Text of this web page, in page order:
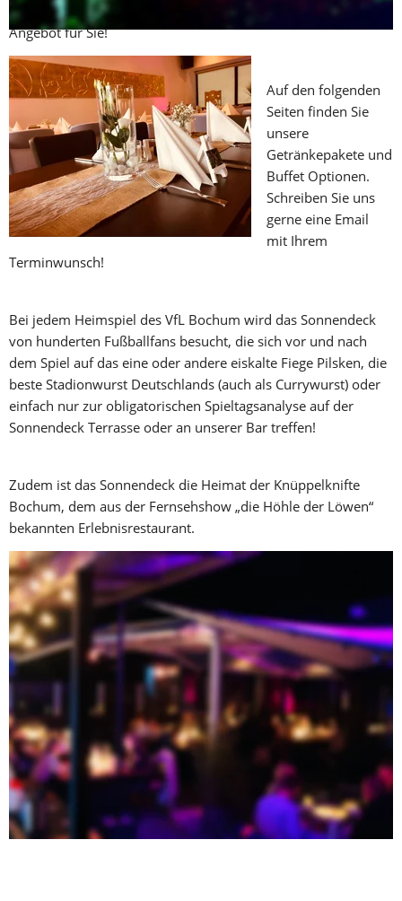
Team erstellt individuell nach Ihren Wünschen das passende
Angebot für Sie!
Auf den folgenden
Seiten finden Sie
unsere
Getränkepakete und
Buffet Optionen.
Schreiben Sie uns
gerne eine Email
mit Ihrem
Terminwunsch!
Bei jedem Heimspiel des VfL Bochum wird das Sonnendeck
von hunderten Fußballfans besucht, die sich vor und nach
dem Spiel auf das eine oder andere eiskalte Fiege Pilsken, die
beste Stadionwurst Deutschlands (auch als Currywurst) oder
einfach nur zur obligatorischen Spieltagsanalyse auf der
Sonnendeck Terrasse oder an unserer Bar treffen!
Zudem ist das Sonnendeck die Heimat der Knüppelknifte
Bochum, dem aus der Fernsehshow „die Höhle der Löwen“
bekannten Erlebnisrestaurant.
Die Knüppelknifte bietet „salonfähiges Stockbrot“ an eigens
dafür entwickelten Feuertischen auf der Sonnendeck Terrasse
an. Alle weiteren Infos dazu finden Sie auf:
www.knueppelknifte-bochum.de